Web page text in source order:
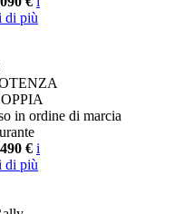
di più
in ordine di marcia
€ i
di più